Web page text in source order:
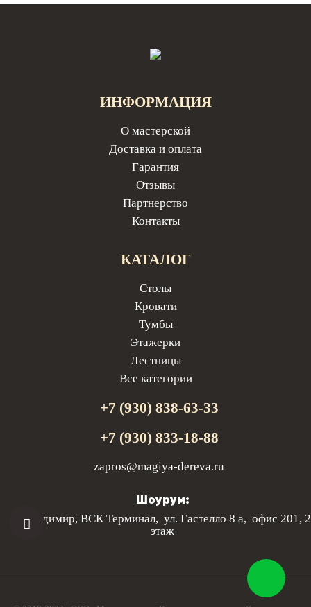
ИНФОРМАЦИЯ
О мастерской
Доставка и оплата
Гарантия
Отзывы
Партнерство
Контакты
КАТАЛОГ
Столы
Кровати
Тумбы
Этажерки
Лестницы
Все категории
+7 (930) 838-63-33
+7 (930) 833-18-88
zapros@magiya-dereva.ru
Шоурум:
г. Владимир, ВСК Терминал, ул. Гастелло 8 а, офис 201, 2
этаж